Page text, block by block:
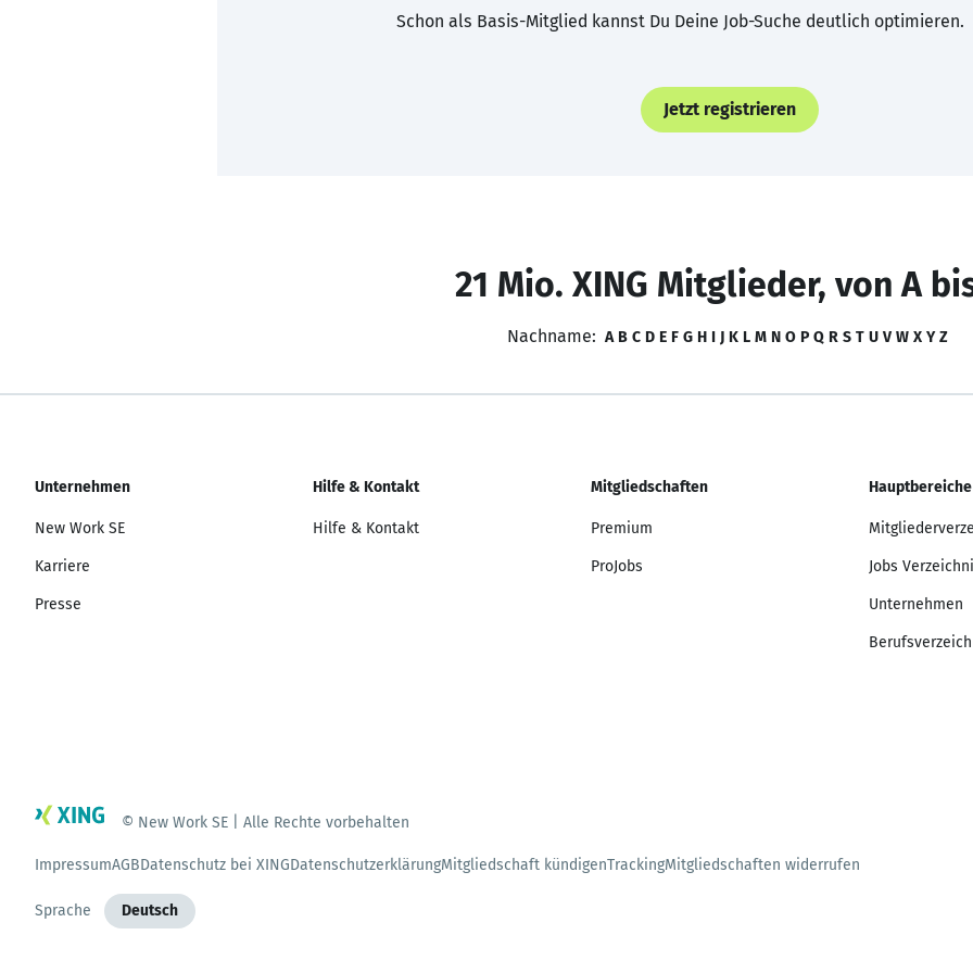
Schon als Basis-Mitglied kannst Du Deine Job-Suche deutlich optimieren.
Jetzt registrieren
21 Mio. XING Mitglieder, von A
Nachname: A B C D E F G H I J K L M N O P Q R S T U V W X Y Z
Unternehmen
New Work SE
Karriere
Presse
Hilfe & Kontakt
Hilfe & Kontakt
Mitgliedschaften
Premium
ProJobs
Hauptbereiche
Jobs
Unternehmen
© New Work SE | Alle Rechte vorbehalten
ImpressumAGBDatenschutz bei XINGDatenschutzerklärungMitgliedschaft kündigenTrackingMitgliedschaften widerrufen
Sprache Deutsch